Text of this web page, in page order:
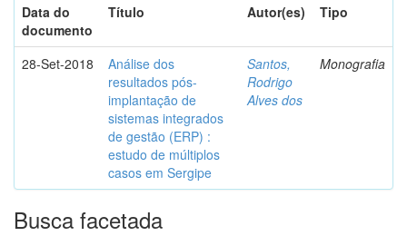
Data do
documento
Título Autor(es) Tipo
28-Set-2018
Análise dos
resultados pós-
implantação de
sistemas integrados
de gestão (ERP) :
estudo de múltiplos
casos em Sergipe
Santos,
Rodrigo
Alves dos
Monografia
Busca facetada